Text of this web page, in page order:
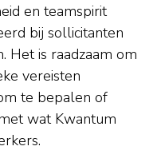
en teamspirit
bij sollicitanten
Het is raadzaam om
vereisten
te bepalen of
wat Kwantum